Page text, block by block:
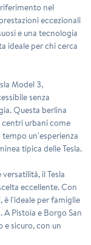
nel
eccezionali
e una tecnologia
ideale per chi cerca
Model 3,
senza
Questa berlina
urbani come
un'esperienza
tipica delle Tesla.
versatilità, ilTesla
eccellente. Con
è l'ideale per famiglie
Pistoia e Borgo San
e sicuro, con un